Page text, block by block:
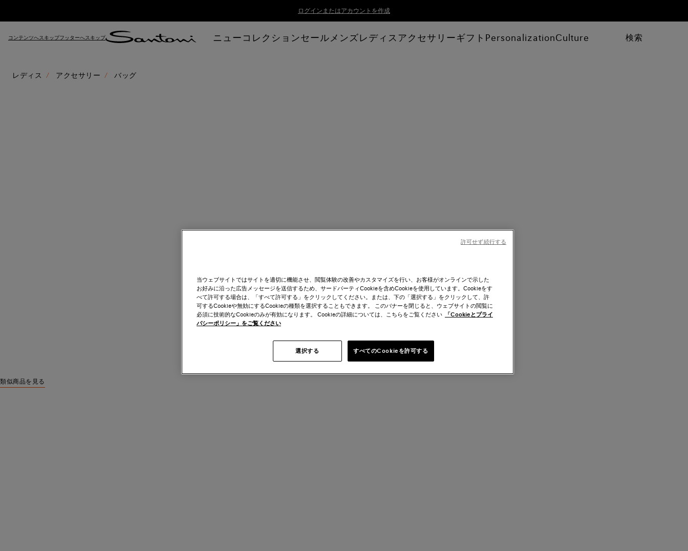
ログインまたはアカウントを作成
コンテンツへスキップフッターへスキップ ニューコレクションセールメンズレディスアクセサリーギフト PersonalizationCulture 検索
レディス アクセサリー バッグ
類似商品を見る
当ウェブサイトではサイトを適切に機能させ、閲覧体験の改善やカスタマイズを行い、お客様がオンラインで示した
お好みに沿った広告メッセージを送信するため、サードパーティCookieを含めCookieを使用しています。Cookieをす
べて許可する場合は、「すべて許可する」をクリックしてください。または、下の「選択する」をクリックして、許
可するCookieや無効にするCookieの種類を選択することもできます。 このバナーを閉じると、ウェブサイトの閲覧に
必須に技術的なCookieのみが有効になります。 Cookieの詳細については、こちらをご覧ください
「Cookieとプライ
バシーポリシー」をご覧ください
選択する すべてのCookieを許可する
許可せず続行する